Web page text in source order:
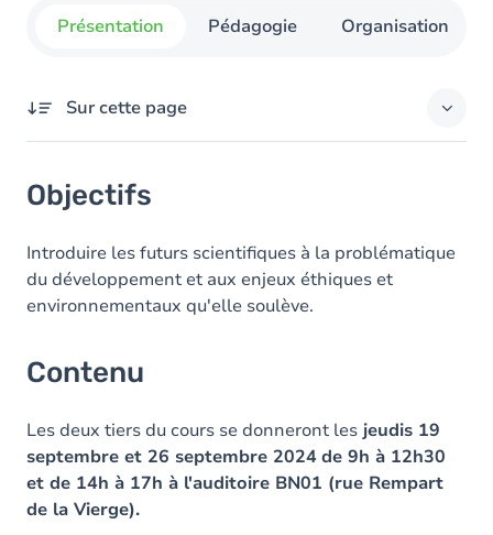
Présentation Pédagogie Organisation
Sur cette page
Contenu
Table des matières
Exercices
Objectifs
Introduire les futurs scientifiques à la problématique
du développement et aux enjeux éthiques et
environnementaux qu'elle soulève.
Contenu
Les deux tiers du cours se donneront les jeudis 19
septembre et 26 septembre 2024de 9h à 12h30
et de 14h à 17h à l'auditoire BN01 (rue Rempart
de la Vierge).